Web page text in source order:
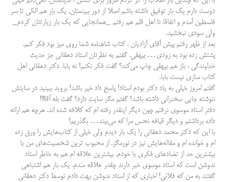
دوست دارم یک بار توفیق داشته باشم اصلا از دور ببینمتان. یک بار هم الکی تا سر
فلسطین آمدم و اتفاقا تا اهل قلم هم رفتم _همانجایی که یک بار زیارتتان کردم_
ولی سودی نبخشید.
بعد از ظهر رفتم پیش آقای آزادیان ، کتاب شاهنامه شما روی میز بود فکر کنم.
پشتش زده بود به زودی… بیهقی. گفتم به نظرتان استاد دهقانی جز حدیث
خداوندگی ، باز هم بیهقی چاپ می‌کند؟ گفت فکر نکنم! نه بابا. دکتر دهقانی اهل
کتاب سازی نیست بابا.
گفتم امروز خیلی به یاد دکتر بودم استاد! پاسخ داد خیر باشد! بروید ببینید در سایتش
ننوشته جایی سخنرانی داشته باشد؟ گفتم مگر سایت دارد؟ گفت بله آقاااا!
دفتر استاد موسوی نرفتم چون دیگر اینقدر رفته ام که کلافه شده اند. هرچه هم ارائه
داده برداشتم و دیگر قیافه نحس مرا که می‌بیند… بگذریم!
با این که دکتر محمد دهقانی را یک بار دیدم ولی خیلی از کتاب‌هایش را ورق زده
ام و خوانده ام و مقاله‌هایش نیز در نورمگز. از محبوب ترین شخصیت‌های من با
بیشترین حد از تضادهای فکری با خودم. بیشترین علاقه ام هم به خاطر استاد
ندوشن است که استاد موسوی خبر دارند چقدر علاقه مندم. یک بار هم اشتباهی
گفتند به من که فلانی! اخباری که از استاد ندوشن بهت دادم توسط دکتر دهقانی